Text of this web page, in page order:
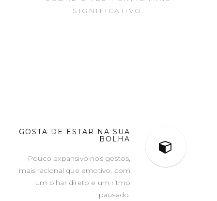
SIGNIFICATIVO.
GOSTA DE ESTAR NA SUA
BOLHA
Pouco expansivo nos gestos,
mais racional que emotivo, com
um olhar direto e um ritmo
pausado.